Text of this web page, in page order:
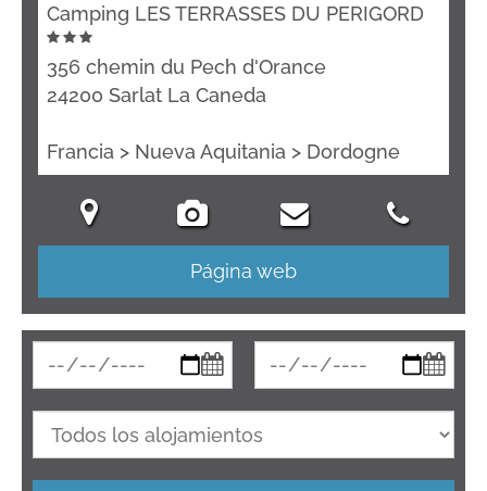
Camping LES TERRASSES DU PERIGORD
356 chemin du Pech d'Orance
24200 Sarlat La Caneda
Francia > Nueva Aquitania > Dordogne
Página web